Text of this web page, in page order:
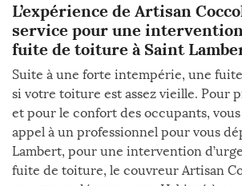
L’expérience de Artisan
service pour une intervention
fuite de toiture à Saint
Suite à une forte intempérie, une
si votre toiture est assez vieille. Pour
et pour le confort des occupants,
appel à un professionnel pour vous
Lambert, pour une intervention
fuite de toiture, le couvreur Artisan